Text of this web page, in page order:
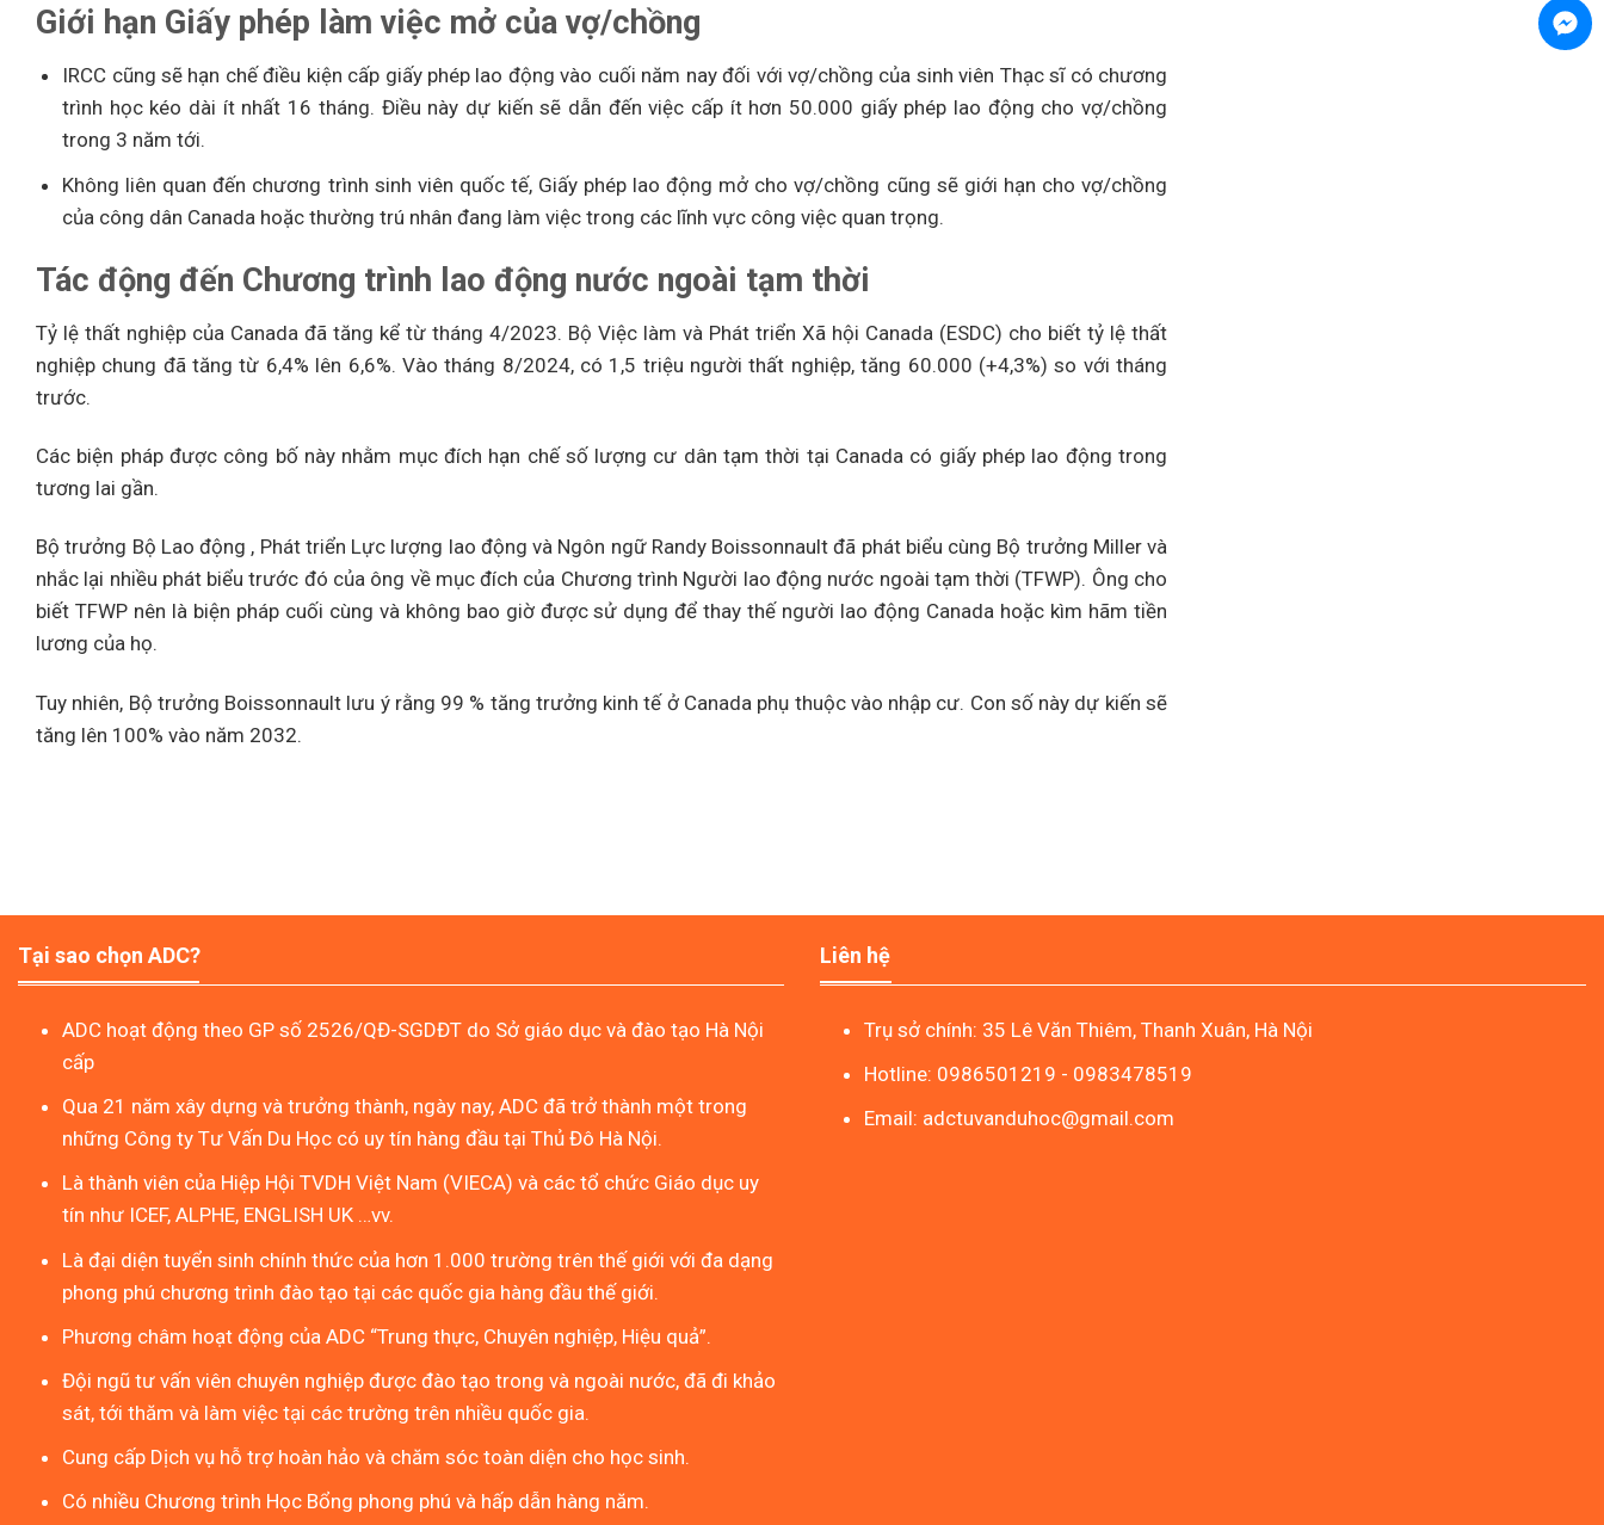
Giới hạn Giấy phép làm việc mở của vợ/chồng
IRCC cũng sẽ hạn chế điều kiện cấp giấy phép lao động vào cuối năm nay đối với vợ/chồng của sinh viên Thạc sĩ có chương
trình học kéo dài ít nhất 16 tháng. Điều này dự kiến ​​sẽ dẫn đến việc cấp ít hơn 50.000 giấy phép lao động cho vợ/chồng
trong 3 năm tới.
Không liên quan đến chương trình sinh viên quốc tế, Giấy phép lao động mở cho vợ/chồng cũng sẽ giới hạn cho vợ/chồng
của công dân Canada hoặc thường trú nhân đang làm việc trong các lĩnh vực công việc quan trọng.
Tác động đến Chương trình lao động nước ngoài tạm thời
Tỷ lệ thất nghiệp của Canada đã tăng kể từ tháng 4/2023. Bộ Việc làm và Phát triển Xã hội Canada (ESDC) cho biết tỷ lệ thất
nghiệp chung đã tăng từ 6,4% lên 6,6%. Vào tháng 8/2024, có 1,5 triệu người thất nghiệp, tăng 60.000 (+4,3%) so với tháng
trước.
Các biện pháp được công bố này nhằm mục đích hạn chế số lượng cư dân tạm thời tại Canada có giấy phép lao động trong
tương lai gần.
Bộ trưởng Bộ Lao động , Phát triển Lực lượng lao động và Ngôn ngữ Randy Boissonnault đã phát biểu cùng Bộ trưởng Miller và
nhắc lại nhiều phát biểu trước đó của ông về mục đích của Chương trình Người lao động nước ngoài tạm thời (TFWP). Ông cho
biết TFWP nên là biện pháp cuối cùng và không bao giờ được sử dụng để thay thế người lao động Canada hoặc kìm hãm tiền
lương của họ.
Tuy nhiên, Bộ trưởng Boissonnault lưu ý rằng 99 % tăng trưởng kinh tế ở Canada phụ thuộc vào nhập cư. Con số này dự kiến ​​sẽ
tăng lên 100% vào năm 2032.
Assessment
Level
Tại sao chọn ADC?
ADC hoạt động theo GP số 2526/QĐ-SGDĐT do Sở giáo dục và đào tạo Hà Nội
cấp
Qua 21 năm xây dựng và trưởng thành, ngày nay, ADC đã trở thành một trong
những Công ty Tư Vấn Du Học có uy tín hàng đầu tại Thủ Đô Hà Nội.
Là thành viên của Hiệp Hội TVDH Việt Nam (VIECA) và các tổ chức Giáo dục uy
tín như ICEF, ALPHE, ENGLISH UK …vv.
Là đại diện tuyển sinh chính thức của hơn 1.000 trường trên thế giới với đa dạng
phong phú chương trình đào tạo tại các quốc gia hàng đầu thế giới.
Phương châm hoạt động của ADC “Trung thực, Chuyên nghiệp, Hiệu quả”.
Đội ngũ tư vấn viên chuyên nghiệp được đào tạo trong và ngoài nước, đã đi khảo
sát, tới thăm và làm việc tại các trường trên nhiều quốc gia.
Cung cấp Dịch vụ hỗ trợ hoàn hảo và chăm sóc toàn diện cho học sinh.
Có nhiều Chương trình Học Bổng phong phú và hấp dẫn hàng năm.
Liên hệ
Trụ sở chính: 35 Lê Văn Thiêm, Thanh Xuân, Hà Nội
Hotline: 0986501219 - 0983478519
Email: adctuvanduhoc@gmail.com